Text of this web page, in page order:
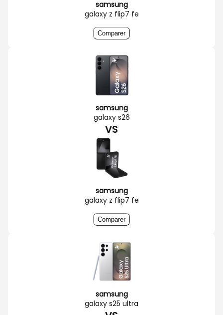
samsung
galaxy z flip7 fe
Comparer
samsung
galaxy s26
VS
samsung
galaxy z flip7 fe
Comparer
samsung
galaxy s25 ultra